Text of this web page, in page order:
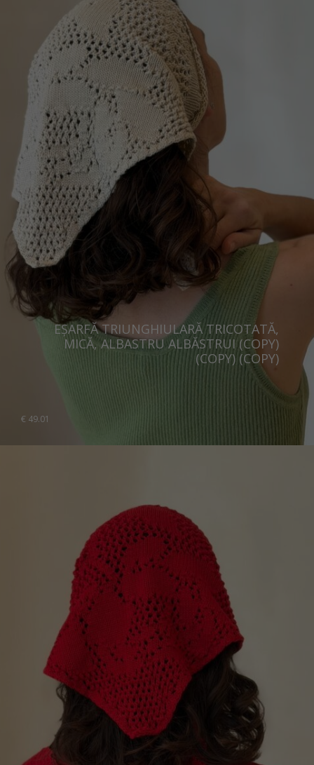
EȘARFĂ TRIUNGHIULARĂ TRICOTATĂ,
MICĂ, ALBASTRU ALBĂSTRUI (COPY)
(COPY) (COPY)
€ 49.01